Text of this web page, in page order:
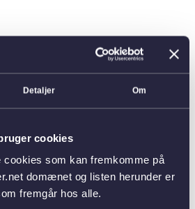
Detaljer Om
cookies
cookies som kan fremkomme på
domænet og listen herunder er
fremgår hos alle.